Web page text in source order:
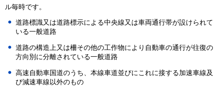
ル毎時です。
道路標識又は道路標示による中央線又は車両通行帯が設けられて
いる一般道路
道路の構造上又は柵その他の工作物により自動車の通行が往復の
方向別に分離されている一般道路
高速自動車国道のうち、本線車道並びにこれに接する加速車線及
び減速車線以外のもの